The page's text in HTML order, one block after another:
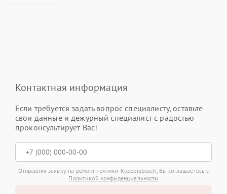
Контактная информация
Если требуется задать вопрос специалисту, оставьте
свои данные и дежурный специалист с радостью
проконсультирует Вас!
Отправляя заявку на ремонт техники Kuppersbusch, Вы соглашаетесь с
Политикой конфиденциальности